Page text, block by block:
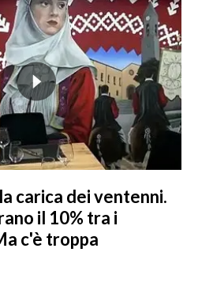
carica dei ventenni.
il 10% tra i
c'è troppa